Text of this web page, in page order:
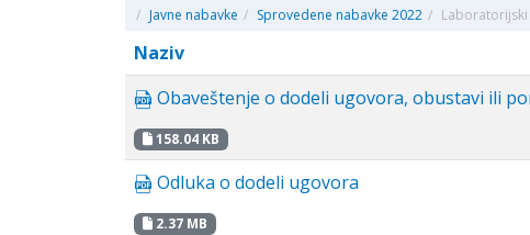
/ Javne nabavke / Sprovedene nabavke 2022 /
Naziv
Obaveštenje o dodeli ugovora, obustavi ili
158.04 KB
Odluka o dodeli ugovora
2.37 MB